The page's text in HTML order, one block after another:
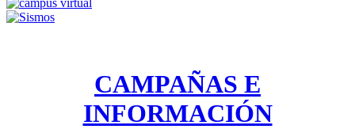
CAMPAÑAS E
INFORMACIÓN